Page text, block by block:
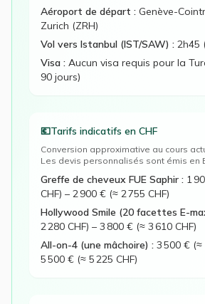
Aéroport de départ : Genève-
Zurich (ZRH)
Vol vers Istanbul (IST/SAW) : 2h45
Visa : Aucun visa requis pour la
90 jours)
💶Tarifs indicatifs en CHF
Conversion approximative au cours
Les devis personnalisés sont émis en
Greffe de cheveux FUE Saphir : 1
CHF) – 2 900 € (≈ 2 755 CHF)
Hollywood Smile (20 facettes E-
2 280 CHF) – 3 800 € (≈ 3 610 CHF)
All-on-4 (une mâchoire) : 3 500 € (≈
5 500 € (≈ 5 225 CHF)